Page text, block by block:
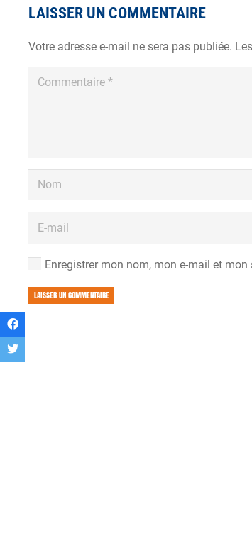
LAISSER UN COMMENTAIRE
Votre adresse e-mail ne sera pas publiée.
Enregistrer mon nom, mon e-mail et
LAISSER UN COMMENTAIRE